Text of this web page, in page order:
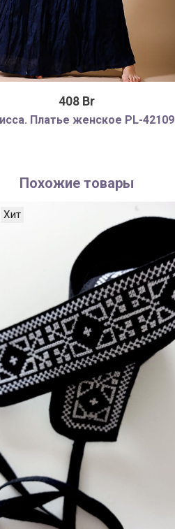
408 Br
Платье женское PL-42109
Похожие товары
Хит